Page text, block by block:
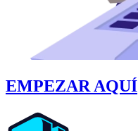
EMPEZAR AQUÍ